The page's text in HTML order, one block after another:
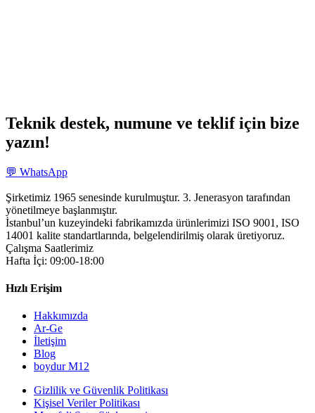
Teknik destek, numune ve teklif için bize
yazın!
💬 WhatsApp
Şirketimiz 1965 senesinde kurulmuştur. 3. Jenerasyon tarafından
yönetilmeye başlanmıştır.
İstanbul’un kuzeyindeki fabrikamızda ürünlerimizi ISO 9001, ISO
14001 kalite standartlarında, belgelendirilmiş olarak üretiyoruz.
Çalışma Saatlerimiz
Hafta İçi: 09:00-18:00
Hızlı Erişim
Hakkımızda
Ar-Ge
İletişim
Blog
boydur M12
Gizlilik ve Güvenlik Politikası
Kişisel Veriler Politikası